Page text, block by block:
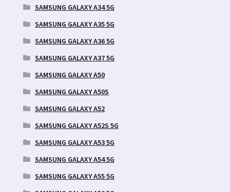
SAMSUNG GALAXY A34 5G
SAMSUNG GALAXY A35 5G
SAMSUNG GALAXY A36 5G
SAMSUNG GALAXY A37 5G
SAMSUNG GALAXY A50
SAMSUNG GALAXY A50S
SAMSUNG GALAXY A52
SAMSUNG GALAXY A52S 5G
SAMSUNG GALAXY A53 5G
SAMSUNG GALAXY A54 5G
SAMSUNG GALAXY A55 5G